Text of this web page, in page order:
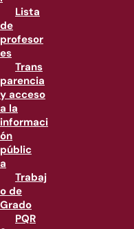
Lista
de
profesor
es
Trans
parencia
y acceso
a la
informaci
ón
públic
a
Trabaj
o de
Grado
PQR